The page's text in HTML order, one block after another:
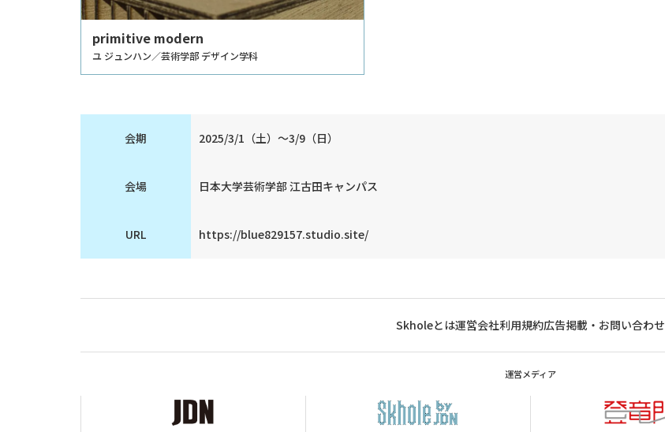
primitive modern
ユ ジュンハン／芸術学部 デザイン学科
会期 2025/3/1（土）～3/9（日）
会場 日本大学芸術学部 江古田キャンパス
URL https://blue829157.studio.site/
Skholeとは運営会社利用規約広告掲載・お問い合わせ
運営メディア